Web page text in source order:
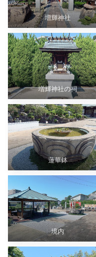
増輝神社
増輝神社の祠
蓮華鉢
境内